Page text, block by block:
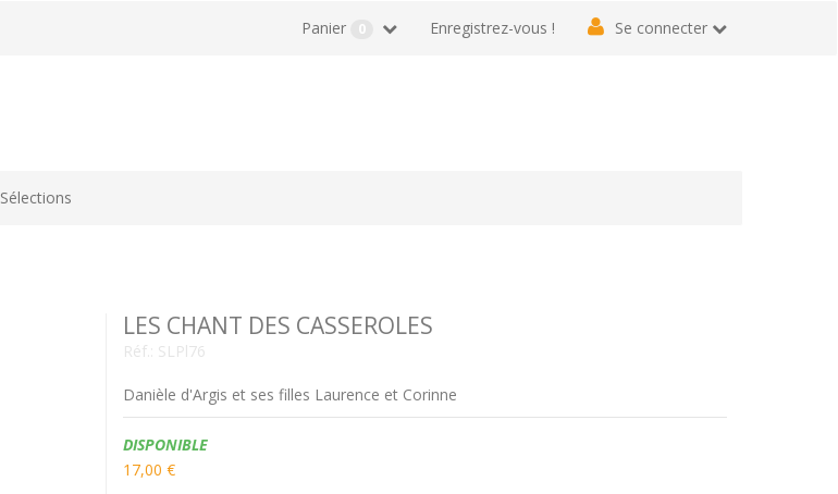
Enregistrez-vous ! Se connecter
Panier 0
Sélections
LES CHANT DES CASSEROLES
Réf.: SLPl76
Danièle d'Argis et ses filles Laurence et Corinne
Disponibilité:
DISPONIBLE
17,00 €